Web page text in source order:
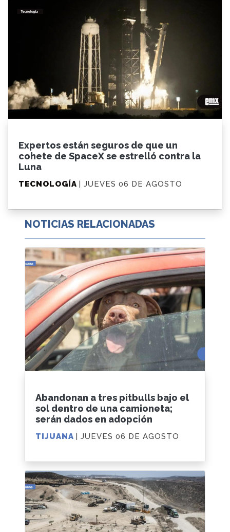
Expertos están seguros de que un
cohete de SpaceX se estrelló contra la
Luna
TECNOLOGÍA | JUEVES 06 DE AGOSTO
NOTICIAS RELACIONADAS
Abandonan a tres pitbulls bajo el
sol dentro de una camioneta;
serán dados en adopción
TIJUANA | JUEVES 06 DE AGOSTO